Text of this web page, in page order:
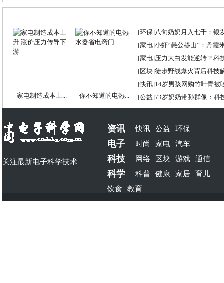
家电制造成本上... 你不知道的电热...
[环保]八旬奶奶月入七千：银
[家电]小虾“愚公移山”：丹霞
[家电]压力大白发能逆转？科
[区块]徒步野线爆火背后科技
[快讯]14岁男孩网购竹叶青被
[公益]73岁奶奶带孙群像：科
关注最新电子科学技术
资讯 快讯 公益 环保
电子 时尚 家电 汽车
科技 网络 区块 游戏 通信
科学 科普 健康 家居 育儿
饮食 教育